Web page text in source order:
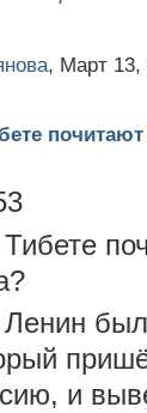
, Март
и